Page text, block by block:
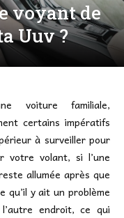
voyant de
Uuv ?
voiture familiale,
certains impératifs
à surveiller pour
votre volant, si l’une
allumée après que
qu’il y ait un problème
endroit, ce qui